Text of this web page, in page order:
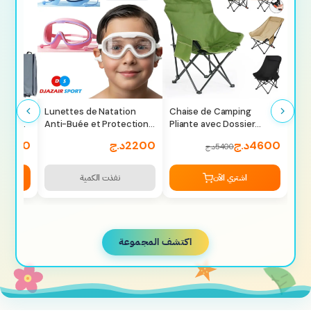
Chaise de Camping
Pliante avec Dossier
4600د.ج5400د.ج
اشتري الآن
Lunettes de Natation
Anti-Buée et Protection
Amateurs de Sports2200د.ج
نفذت الكمية
avec
5400
اكتشف المجموعة